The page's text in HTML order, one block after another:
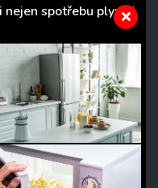
nejen spotřebu plynu i